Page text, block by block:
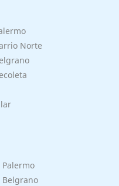
Norte